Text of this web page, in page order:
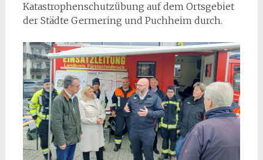
Katastrophenschutzübung auf dem Ortsgebiet
der Städte Germering und Puchheim durch.